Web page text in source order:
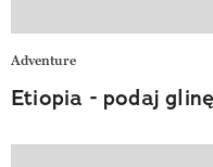
Adventure
Etiopia - podaj glinę